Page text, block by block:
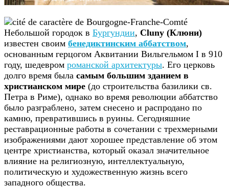
Небольшой городок в Бургундии, Cluny (Клюни)
известен своим бенедиктинским аббатством,
основанным герцогом Аквитании Вильгельмом I в 910
году, шедевром романской архитектуры. Его церковь
долго время была самым большим зданием в
христианском мире (до строительства базилики св.
Петра в Риме), однако во время революции аббатство
было разграблено, затем снесено и распродано по
камню, превратившись в руины. Сегодняшние
реставрационные работы в сочетании с трехмерными
изображениями дают хорошее представление об этом
центре христианства, который оказал значительное
влияние на религиозную, интеллектуальную,
политическую и художественную жизнь всего
западного общества.